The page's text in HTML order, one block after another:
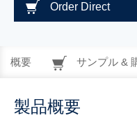
Order Direct
概要 サンプル &
製品概要